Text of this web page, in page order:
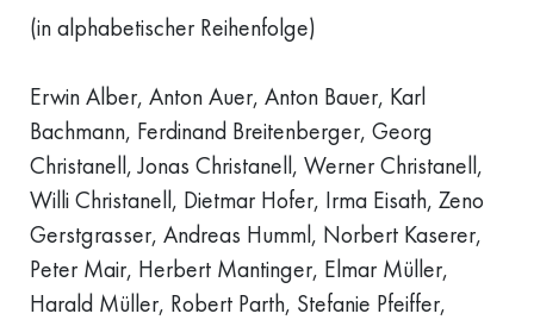
(in alphabetischer Reihenfolge)
Erwin Alber, Anton Auer, Anton Bauer, Karl
Bachmann, Ferdinand Breitenberger, Georg
Christanell, Jonas Christanell, Werner Christanell,
Willi Christanell, Dietmar Hofer, Irma Eisath, Zeno
Gerstgrasser, Andreas Humml, Norbert Kaserer,
Peter Mair, Herbert Mantinger, Elmar Müller,
Harald Müller, Robert Parth, Stefanie Pfeiffer,